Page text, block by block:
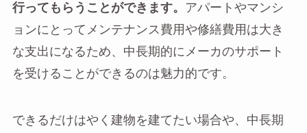
行ってもらうことができます。 アパートやマンシ
ョンにとってメンテナンス費用や修繕費用は大き
な支出になるため、中長期的にメーカのサポート
を受けることができるのは魅力的です。
できるだけはやく建物を建てたい場合や、中長期